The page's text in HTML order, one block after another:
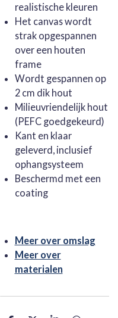
realistische kleuren
Het canvas wordt
strak opgespannen
over een houten
frame
Wordt gespannen op
2 cm dik hout
Milieuvriendelijk hout
(PEFC goedgekeurd)
Kant en klaar
geleverd, inclusief
ophangsysteem
Beschermd met een
coating
Meer over omslag
Meer over
materialen